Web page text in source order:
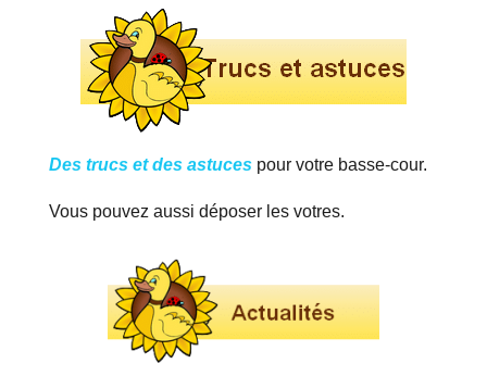
Des trucs et des astucespour votre basse-cour.
Vous pouvez aussi déposer les votres.